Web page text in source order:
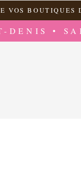
VOS
DENIS •